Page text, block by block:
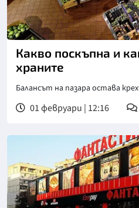
Снимка: https://pixabay.com/
Какво поскъпна и
храните
Балансът на пазара остава
01 февруари | 12:16